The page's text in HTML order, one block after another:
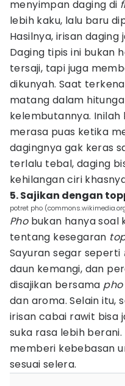
menyimpan daging di
lebih kaku, lalu baru
Hasilnya, irisan
Daging tipis ini bukan
tersaji, tapi juga
dikunyah. Saat
matang dalam
kelembutannya.
merasa puas ketika
dagingnya gak keras
terlalu tebal, daging
kehilangan ciri
5. Sajikan dengan
potret pho
Pho bukan hanya soal
tentang kesegaran
Sayuran segar seperti
daun kemangi, dan
disajikan bersama pho
dan aroma. Selain itu,
irisan cabai rawit bisa
suka rasa lebih berani.
memberi kebebasan
sesuai selera.